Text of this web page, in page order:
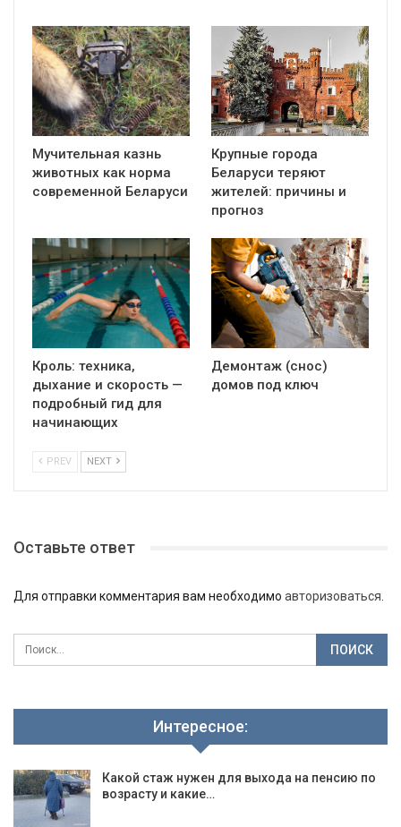
Мучительная казнь
животных как норма
современной Беларуси
Крупные города
Беларуси теряют
жителей: причины и
прогноз
Кроль: техника,
дыхание и скорость —
подробный гид для
начинающих
Демонтаж (снос)
домов под ключ
PREV NEXT
Оставьте ответ
Для отправки комментария вам необходимо авторизоваться.
Интересное:
Какой стаж нужен для выхода на пенсию по
возрасту и какие…